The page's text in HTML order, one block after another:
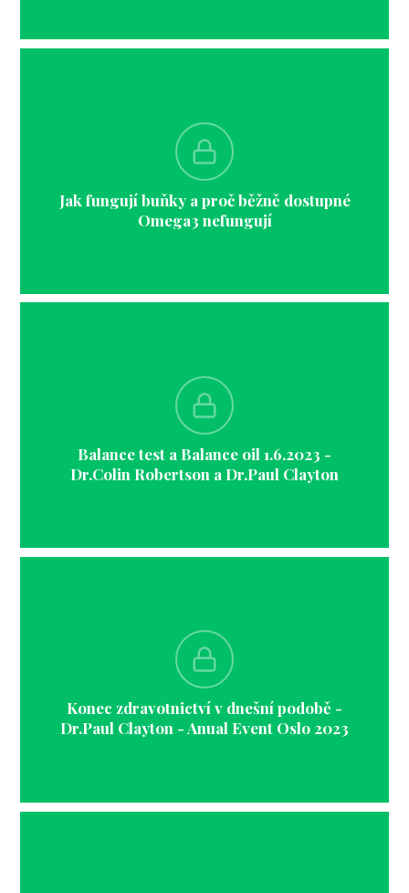
Jak fungují buňky a proč běžně dostupné
Omega3 nefungují
Balance test a Balance oil 1.6.2023 -
Dr.Colin Robertson a Dr.Paul Clayton
Konec zdravotnictví v dnešní podobě -
Dr.Paul Clayton - Anual Event Oslo 2023